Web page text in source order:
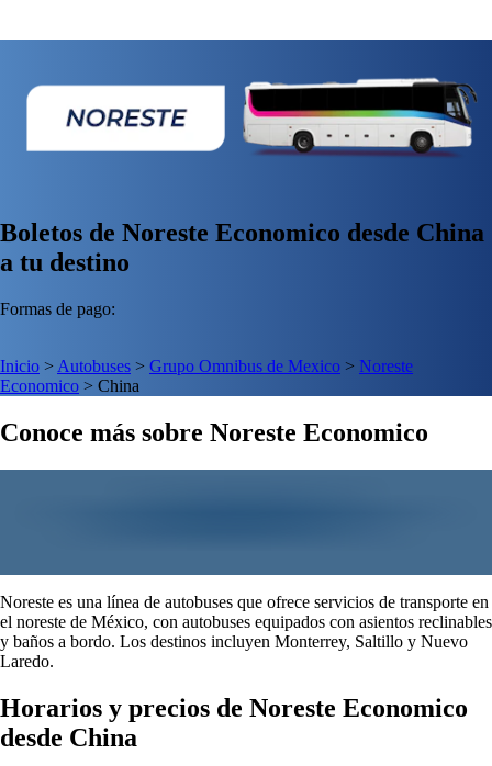
Boletos de Noreste Economico desde China
a tu destino
Formas de pago:
Inicio > Autobuses > Grupo Omnibus de Mexico > Noreste
Economico > China
Conoce más sobre Noreste Economico
Noreste es una línea de autobuses que ofrece servicios de transporte en
el noreste de México, con autobuses equipados con asientos reclinables
y baños a bordo. Los destinos incluyen Monterrey, Saltillo y Nuevo
Laredo.
Horarios y precios de Noreste Economico
desde China